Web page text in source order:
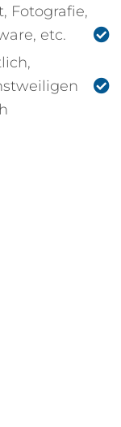
Fotografie,
etc.